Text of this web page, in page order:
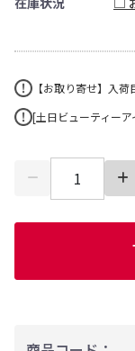
【お取り寄せ】入
[土日ビューティー